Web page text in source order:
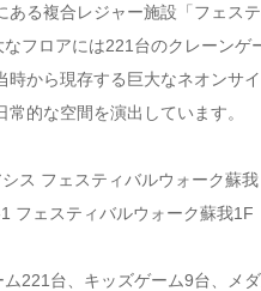
る複合レジャー施設「フェス
フロアには221台のクレーン
から現存する巨大なネオンサ
的な空間を演出しています。
ス フェスティバルウォーク蘇我
フェスティバルウォーク蘇我1F
221台、キッズゲーム9台、メ